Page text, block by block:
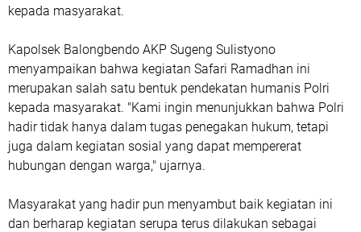
kepada masyarakat.
Kapolsek Balongbendo AKP Sugeng Sulistyono
menyampaikan bahwa kegiatan Safari Ramadhan ini
merupakan salah satu bentuk pendekatan humanis Polri
kepada masyarakat. "Kami ingin menunjukkan bahwa Polri
hadir tidak hanya dalam tugas penegakan hukum, tetapi
juga dalam kegiatan sosial yang dapat mempererat
hubungan dengan warga," ujarnya.
Masyarakat yang hadir pun menyambut baik kegiatan ini
dan berharap kegiatan serupa terus dilakukan sebagai